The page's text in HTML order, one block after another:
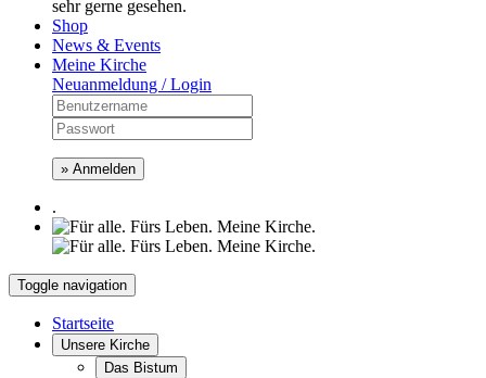
sehr gerne gesehen.
Shop
News & Events
Meine Kirche
Neuanmeldung / Login
» Anmelden
.
Toggle navigation
Startseite
Unsere Kirche
Das Bistum